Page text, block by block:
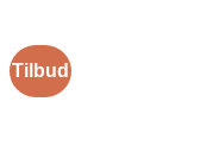
Tilbud